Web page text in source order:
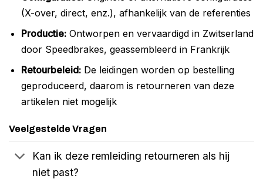
(X-over, direct, enz.), afhankelijk van de referenties
Productie:Ontworpen en vervaardigd in Zwitserland
door Speedbrakes, geassembleerd in Frankrijk
Retourbeleid:De leidingen worden op bestelling
geproduceerd, daarom is retourneren van deze
artikelen niet mogelijk
Veelgestelde Vragen
Kan ik deze remleiding retourneren als hij
niet past?